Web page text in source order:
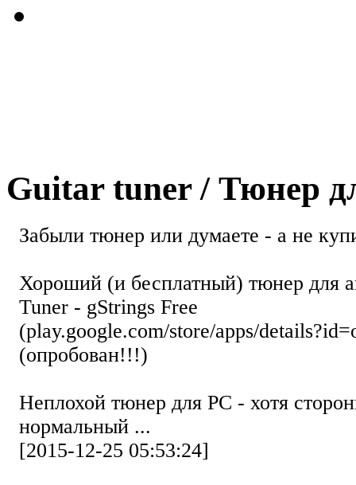
Guitar tuner / Тюнер
Забыли тюнер или думаете - а не
Хороший (и бесплатный) тюнер для
Tuner - gStrings Free
(play.google.com/store/apps/
(опробован!!!)
Неплохой тюнер для РС - хотя
нормальный ...
[2015-12-25 05:53:24]